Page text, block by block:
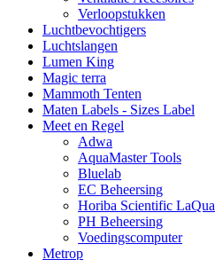
Verloopstukken
Luchtbevochtigers
Luchtslangen
Lumen King
Magic terra
Mammoth Tenten
Maten Labels - Sizes Label
Meet en Regel
Adwa
AquaMaster Tools
Bluelab
EC Beheersing
Horiba Scientific LaQua
PH Beheersing
Voedingscomputer
Metrop